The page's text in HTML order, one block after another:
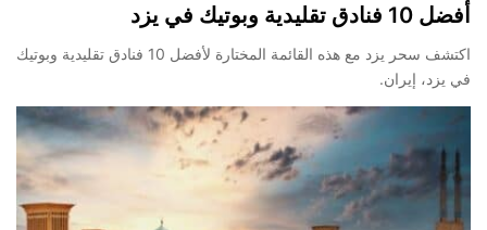
أفضل 10 فنادق تقليدية وبوتيك في يزد
اكتشف سحر يزد مع هذه القائمة المختارة لأفضل 10 فنادق تقليدية وبوتيك
في يزد، إيران.